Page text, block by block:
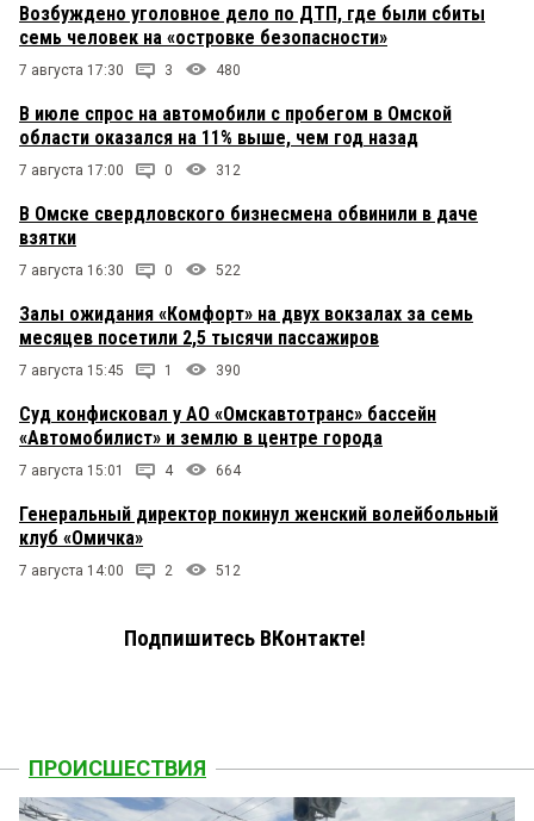
Возбуждено уголовное дело по ДТП, где были сбиты
семь человек на «островке безопасности»
7 августа 17:30 3 480
В июле спрос на автомобили с пробегом в Омской
области оказался на 11% выше, чем год назад
7 августа 17:00 0 312
В Омске свердловского бизнесмена обвинили в даче
взятки
7 августа 16:30 0 522
Залы ожидания «Комфорт» на двух вокзалах за семь
месяцев посетили 2,5 тысячи пассажиров
7 августа 15:45 1 390
Суд конфисковал у АО «Омскавтотранс» бассейн
«Автомобилист» и землю в центре города
7 августа 15:01 4 664
Генеральный директор покинул женский волейбольный
клуб «Омичка»
7 августа 14:00 2 512
Подпишитесь ВКонтакте!
ПРОИСШЕСТВИЯ